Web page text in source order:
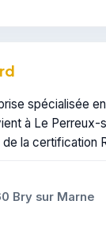
spécialisée
à Le Perreux-
la certification
Bry sur Marne